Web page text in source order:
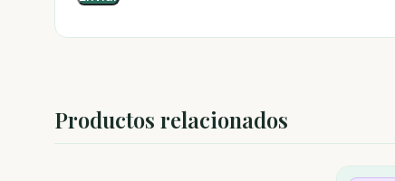
Productos relacionados